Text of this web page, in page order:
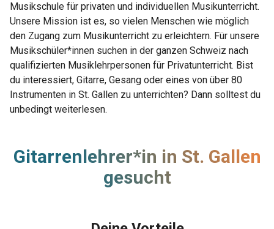
Musikschule für privaten und individuellen Musikunterricht.
Unsere Mission ist es, so vielen Menschen wie möglich
den Zugang zum Musikunterricht zu erleichtern. Für unsere
Musikschüler*innen suchen in der ganzen Schweiz nach
qualifizierten Musiklehrpersonen für Privatunterricht. Bist
du interessiert, Gitarre, Gesang oder eines von über 80
Instrumenten in St. Gallen zu unterrichten? Dann solltest du
unbedingt weiterlesen.
Gitarrenlehrer*in in St. Gallen
gesucht